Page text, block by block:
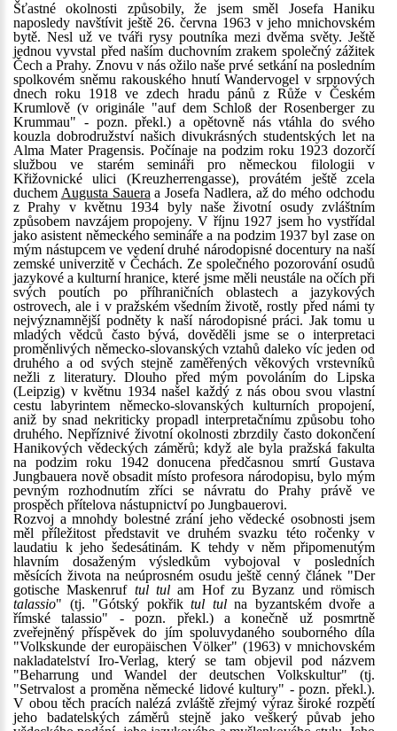
Šťastné okolnosti způsobily, že jsem směl Josefa Haniku
naposledy navštívit ještě 26. června 1963 v jeho mnichovském
bytě. Nesl už ve tváři rysy poutníka mezi dvěma světy. Ještě
jednou vyvstal před naším duchovním zrakem společný zážitek
Čech a Prahy. Znovu v nás ožilo naše prvé setkání na posledním
spolkovém sněmu rakouského hnutí Wandervogel v srpnových
dnech roku 1918 ve zdech hradu pánů z Růže v Českém
Krumlově (v originále "auf dem Schloß der Rosenberger zu
Krummau" - pozn. překl.) a opětovně nás vtáhla do svého
kouzla dobrodružství našich divukrásných studentských let na
Alma Mater Pragensis. Počínaje na podzim roku 1923 dozorčí
službou ve starém semináři pro německou filologii v
Křižovnické ulici (Kreuzherrengasse), provátém ještě zcela
duchem Augusta Sauera a Josefa Nadlera, až do mého odchodu
z Prahy v květnu 1934 byly naše životní osudy zvláštním
způsobem navzájem propojeny. V říjnu 1927 jsem ho vystřídal
jako asistent německého semináře a na podzim 1937 byl zase on
mým nástupcem ve vedení druhé národopisné docentury na naší
zemské univerzitě v Čechách. Ze společného pozorování osudů
jazykové a kulturní hranice, které jsme měli neustále na očích při
svých poutích po příhraničních oblastech a jazykových
ostrovech, ale i v pražském všedním životě, rostly před námi ty
nejvýznamnější podněty k naší národopisné práci. Jak tomu u
mladých vědců často bývá, dověděli jsme se o interpretaci
proměnlivých německo-slovanských vztahů daleko víc jeden od
druhého a od svých stejně zaměřených věkových vrstevníků
nežli z literatury. Dlouho před mým povoláním do Lipska
(Leipzig) v květnu 1934 našel každý z nás obou svou vlastní
cestu labyrintem německo-slovanských kulturních propojení,
aniž by snad nekriticky propadl interpretačnímu způsobu toho
druhého. Nepříznivé životní okolnosti zbrzdily často dokončení
Hanikových vědeckých záměrů; když ale byla pražská fakulta
na podzim roku 1942 donucena předčasnou smrtí Gustava
Jungbauera nově obsadit místo profesora národopisu, bylo mým
pevným rozhodnutím zříci se návratu do Prahy právě ve
prospěch přítelova nástupnictví po Jungbauerovi.
Rozvoj a mnohdy bolestné zrání jeho vědecké osobnosti jsem
měl příležitost představit ve druhém svazku této ročenky v
laudatiu k jeho šedesátinám. K tehdy v něm připomenutým
hlavním dosaženým výsledkům vybojoval v posledních
měsících života na neúprosném osudu ještě cenný článek "Der
gotische Maskenruf tul tul am Hof zu Byzanz und römisch
talassio" (tj. "Gótský pokřiktul tulna byzantském dvoře a
římské talassio" - pozn. překl.) a konečně už posmrtně
zveřejněný příspěvek do jím spoluvydaného souborného díla
"Volkskunde der europäischen Völker" (1963) v mnichovském
nakladatelství Iro-Verlag, který se tam objevil pod názvem
"Beharrung und Wandel der deutschen Volkskultur" (tj.
"Setrvalost a proměna německé lidové kultury" - pozn. překl.).
V obou těch pracích nalézá zvláště zřejmý výraz široké rozpětí
jeho badatelských záměrů stejně jako veškerý půvab jeho